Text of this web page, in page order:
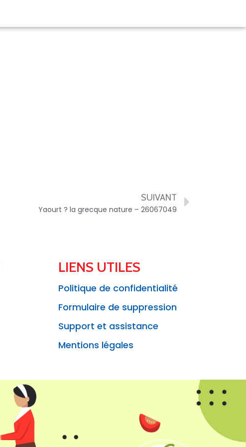
SUIVANT
Yaourt ? la grecque nature – 26067049
LIENS UTILES
Politique de confidentialité
Formulaire de suppression
Support et assistance
Mentions légales